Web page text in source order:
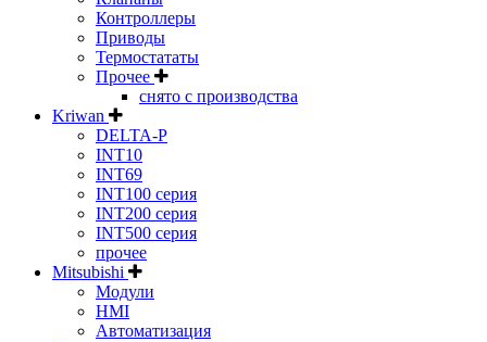
Контроллеры
Приводы
Термостататы
Прочее
снято с производства
Kriwan
DELTA-P
INT10
INT69
INT100 серия
INT200 серия
INT500 серия
прочее
Mitsubishi
Модули
HMI
Автоматизация